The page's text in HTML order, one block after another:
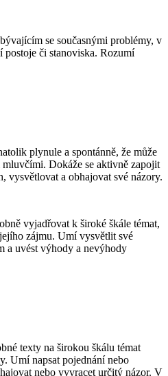
se současnými problémy, v
či stanoviska. Rozumí
plynule a spontánně, že může
Dokáže se aktivně zapojit
vysvětlovat a obhajovat své názory.
vyjadřovat k široké škále témat,
zájmu. Umí vysvětlit své
a uvést výhody a nevýhody
texty na širokou škálu témat
Umí napsat pojednání nebo
nebo vyvracet určitý názor. V